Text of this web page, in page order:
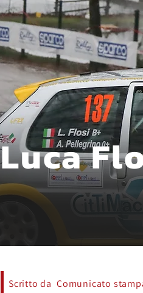
Scritto da Comunicato
Luca